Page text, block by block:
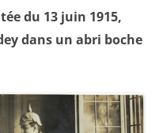
du 13 juin 1915,
dans un abri boche